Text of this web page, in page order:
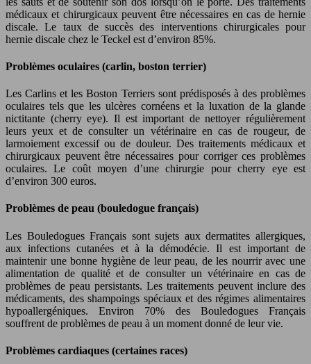
médicaux et chirurgicaux peuvent être nécessaires en cas de hernie
discale. Le taux de succès des interventions chirurgicales pour
hernie discale chez le Teckel est d’environ 85%.
Problèmes oculaires (carlin, boston terrier)
Les Carlins et les Boston Terriers sont prédisposés à des problèmes
oculaires tels que les ulcères cornéens et la luxation de la glande
nictitante (cherry eye). Il est important de nettoyer régulièrement
leurs yeux et de consulter un vétérinaire en cas de rougeur, de
larmoiement excessif ou de douleur. Des traitements médicaux et
chirurgicaux peuvent être nécessaires pour corriger ces problèmes
oculaires. Le coût moyen d’une chirurgie pour cherry eye est
d’environ 300 euros.
Problèmes de peau (bouledogue français)
Les Bouledogues Français sont sujets aux dermatites allergiques,
aux infections cutanées et à la démodécie. Il est important de
maintenir une bonne hygiène de leur peau, de les nourrir avec une
alimentation de qualité et de consulter un vétérinaire en cas de
problèmes de peau persistants. Les traitements peuvent inclure des
médicaments, des shampoings spéciaux et des régimes alimentaires
hypoallergéniques. Environ 70% des Bouledogues Français
souffrent de problèmes de peau à un moment donné de leur vie.
Problèmes cardiaques (certaines races)